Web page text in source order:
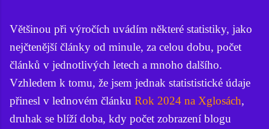
Většinou při výročích uvádím některé statistiky, jako
nejčtenější články od minule, za celou dobu, počet
článků v jednotlivých letech a mnoho dalšího.
Vzhledem k tomu, že jsem jednak statististické údaje
přinesl v lednovém článku Rok 2024 na Xglosách,
druhak se blíží doba, kdy počet zobrazení blogu